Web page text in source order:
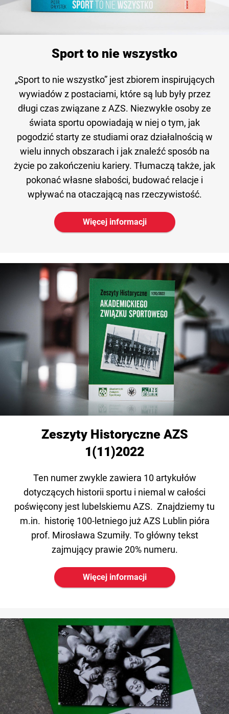
Sport to nie wszystko
„Sport to nie wszystko” jest zbiorem inspirujących
wywiadów z postaciami, które są lub były przez
długi czas związane z AZS. Niezwykłe osoby ze
świata sportu opowiadają w niej o tym, jak
pogodzić starty ze studiami oraz działalnością w
wielu innych obszarach i jak znaleźć sposób na
życie po zakończeniu kariery. Tłumaczą także, jak
pokonać własne słabości, budować relacje i
wpływać na otaczającą nas rzeczywistość.
Więcej informacji
Zeszyty Historyczne AZS
1(11)2022
Ten numer zwykle zawiera 10 artykułów
dotyczących historii sportu i niemal w całości
poświęcony jest lubelskiemu AZS. Znajdziemy tu
m.in. historię 100-letniego już AZS Lublin pióra
prof. Mirosława Szumiły. To główny tekst
zajmujący prawie 20% numeru.
Więcej informacji